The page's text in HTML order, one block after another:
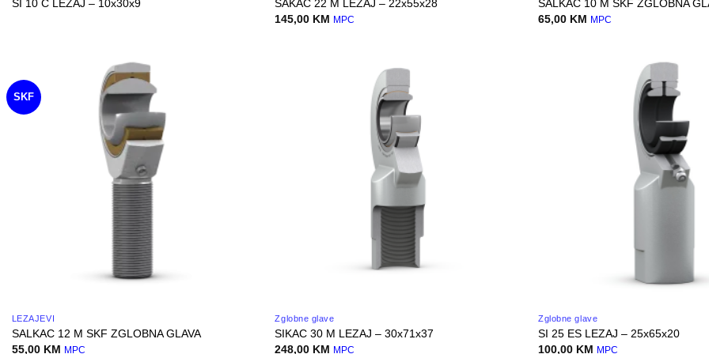
SI 10 C LEZAJ – 10x30x9
SAKAC 22 M LEZAJ – 22x55x28
145,00 KM MPC
SALKAC 10 M SKF ZGLOBNA
65,00 KM MPC
SKF
LEŽAJEVI
SALKAC 12 M SKF ZGLOBNA GLAVA
55,00 KM MPC
Zglobne glave
SIKAC 30 M LEZAJ – 30x71x37
248,00 KM MPC
Zglobne glave
SI 25 ES LEZAJ – 25x65x20
100,00 KM MPC